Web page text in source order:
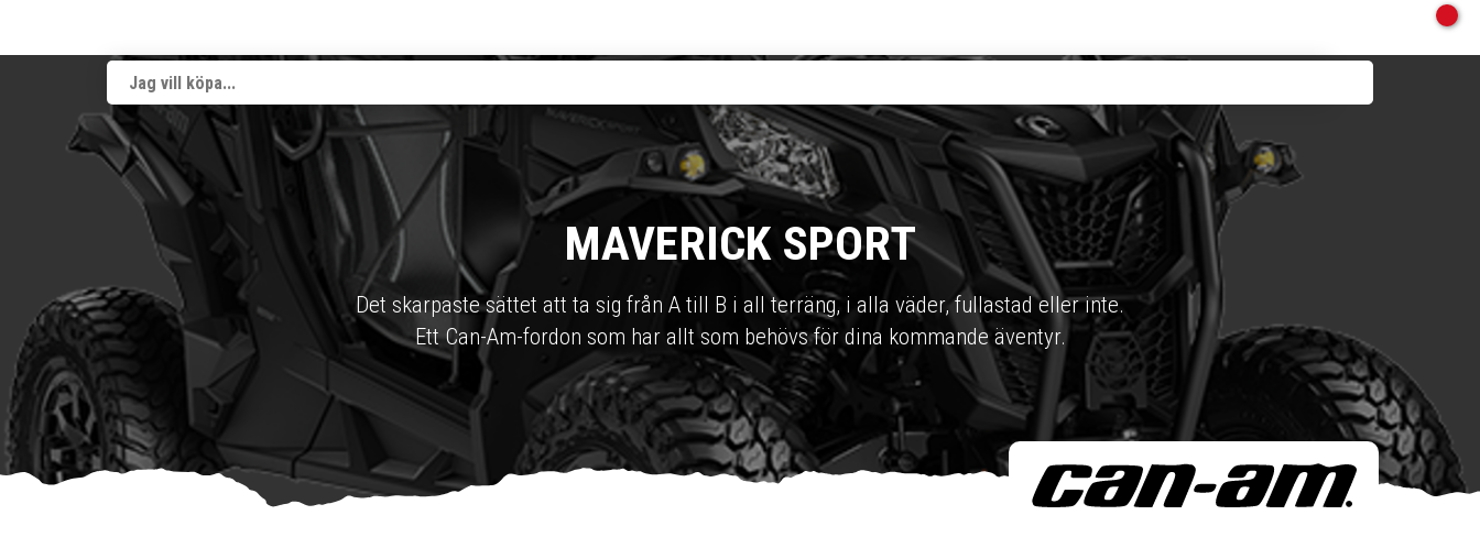
MAVERICK SPORT
Det skarpaste sättet att ta sig från A till B i all terräng, i alla väder, fullastad eller inte.
Ett Can-Am-fordon som har allt som behövs för dina kommande äventyr.